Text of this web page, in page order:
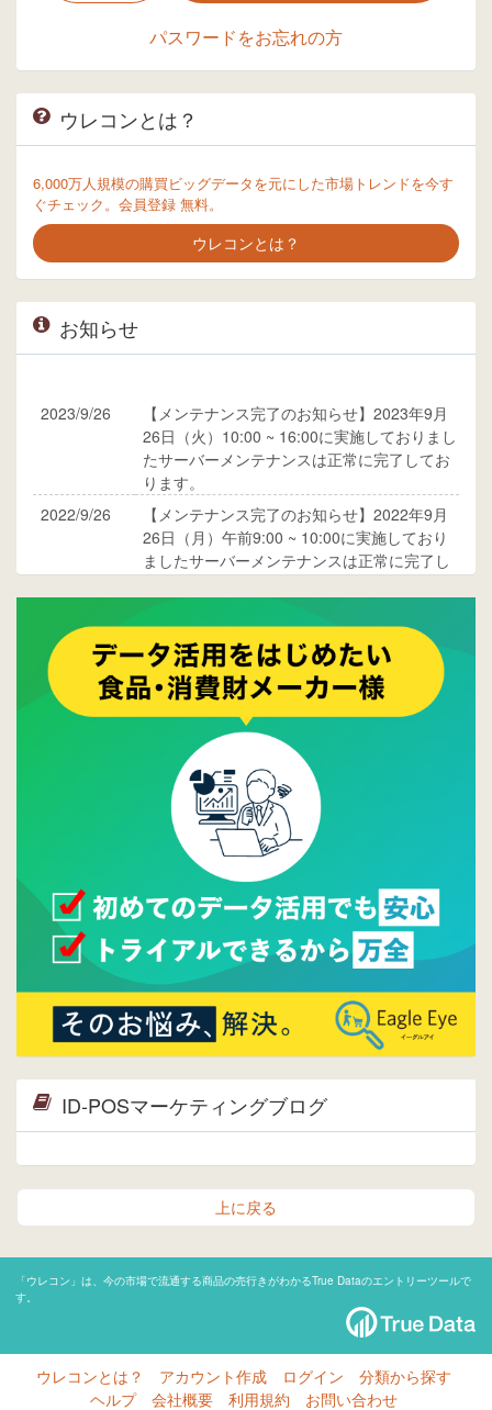
パスワードをお忘れの方
ウレコンとは？
6,000万人規模の購買ビッグデータを元にした市場トレンドを今す
ぐチェック。会員登録 無料。
ウレコンとは？
お知らせ
2023/9/26
【メンテナンス完了のお知らせ】2023年9月
26日（火）10:00 ~ 16:00に実施しておりまし
たサーバーメンテナンスは正常に完了してお
ります。
2022/9/26
【メンテナンス完了のお知らせ】2022年9月
26日（月）午前9:00 ~ 10:00に実施しており
ましたサーバーメンテナンスは正常に完了し
ご覧ください。
2015/10/19
ウレコンのサイト機能を大幅バージョンアッ
プ。詳細はこちら。⇒告知ページへ
2015/09/28
ウレコンが機能拡充し、サイトリニューアル
しました。⇒
ウレコンFacebook
Facebookページを開設しました。詳細は
ら。
ウレコンサイトリリースしました。
ID-POSマーケティングブログ
上に戻る
「ウレコン」は、今の市場で流通する商品の売行きがわかるTrue Dataのエントリーツールで
す。
ウレコンとは？ アカウント作成 ログイン
分類から探す
ヘルプ
会社概要 利用規約 お問い合わせ